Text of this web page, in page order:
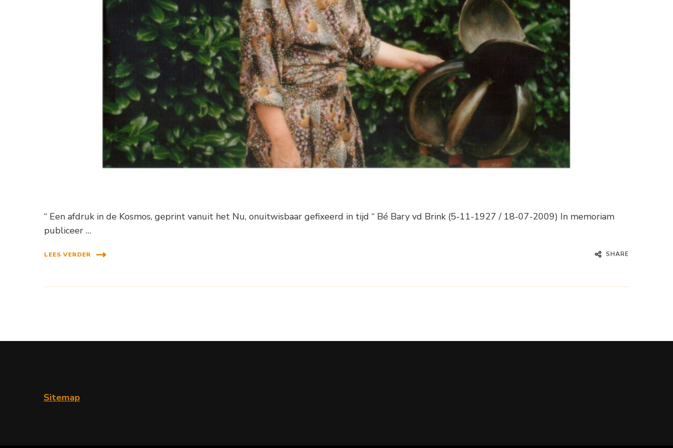
“ Een afdruk in de Kosmos, geprint vanuit het Nu, onuitwisbaar gefixeerd in tijd “ Bé Bary vd Brink (5-11-1927 / 18-07-2009) In memoriam
publiceer …
LEES VERDER SHARE
Sitemap